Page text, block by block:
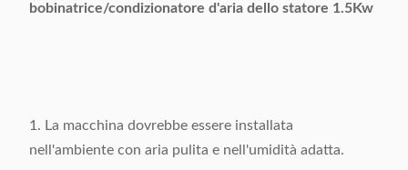
bobinatrice/condizionatore d'aria dello statore 1.5Kw
1. La macchina dovrebbe essere installata
nell'ambiente con aria pulita e nell'umidità adatta.